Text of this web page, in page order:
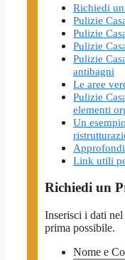
Richiedi
Pulizie
Pulizie
Pulizie
Pulizie
antibagni
Le aree
Pulizie
elementi
Un
Link utili
Richiedi un
Inserisci i dati
prima possibile.
Nome e